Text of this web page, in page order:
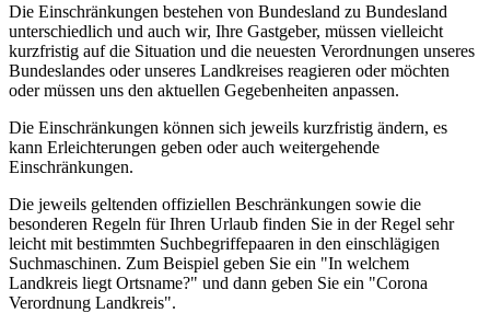
Die Einschränkungen bestehen von Bundesland zu Bundesland
unterschiedlich und auch wir, Ihre Gastgeber, müssen vielleicht
kurzfristig auf die Situation und die neuesten Verordnungen unseres
Bundeslandes oder unseres Landkreises reagieren oder möchten
oder müssen uns den aktuellen Gegebenheiten anpassen.
Die Einschränkungen können sich jeweils kurzfristig ändern, es
kann Erleichterungen geben oder auch weitergehende
Einschränkungen.
Die jeweils geltenden offiziellen Beschränkungen sowie die
besonderen Regeln für Ihren Urlaub finden Sie in der Regel sehr
leicht mit bestimmten Suchbegriffepaaren in den einschlägigen
Suchmaschinen. Zum Beispiel geben Sie ein "In welchem
Landkreis liegt Ortsname?" und dann geben Sie ein "Corona
Verordnung Landkreis".